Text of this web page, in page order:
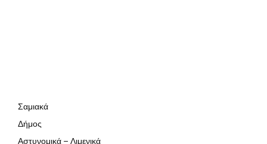
Σαμιακά
Δήμος
Αστυνομικά – Λιμενικά